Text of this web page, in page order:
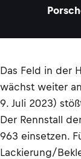
Das Feld in der
wächst weiter
9. Juli 2023)
Der Rennstall
963 einsetzen.
Lackierung/